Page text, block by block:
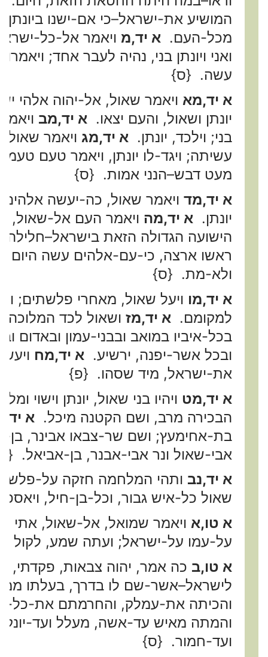
המושיע את-ישראל–כי אם-ישנו ביונתן
מכל-העם.א יד,מ ויאמר אל-כל-
ואני ויונתן בני, נהיה לעבר אחד;
עשה. {ס}
א יד,מא ויאמר שאול, אל-יהוה אלהי
יונתן ושאול, והעם יצאו.א יד,מב
בני; וילכד, יונתן.א יד,מג ויאמר שאול
עשיתה; ויגד-לו יונתן, ויאמר טעם
מעט דבש–הנני אמות. {ס}
א יד,מד ויאמר שאול, כה-יעשה
יונתן.א יד,מה ויאמר העם אל-שאול,
הישועה הגדולה הזאת
ראשו ארצה, כי-עם-אלהים עשה היום
ולא-מת. {ס}
א יד,מו ויעל שאול, מאחרי פלשתים;
למקומם.א יד,מז ושאול לכד
בכל-איביו במואב ובבני-עמון ובאדום
ובכל אשר-יפנה, ירשיע.א יד,מח
את-ישראל, מיד שסהו. {פ}
א יד,מט ויהיו בני שאול, יונתן וישוי
הבכירה מרב, ושם הקטנה מיכל.א
בת-אחימעץ; ושם שר-צבאו אבינר,
אבי-שאול ונר אבי-אבנר, בן-אביאל.
א יד,נב ותהי המלחמה חזקה על-
שאול כל-איש גבור, וכל-בן-חיל,
א טו,א ויאמר שמואל, אל-שאול, אתי
על-עמו על-ישראל; ועתה שמע, לקול
א טו,ב כה אמר, יהוה צבאות,
לישראל–אשר-שם לו בדרך, בעלתו
והכיתה את-עמלק, והחרמתם את-כל-
והמתה מאיש עד-אשה, מעלל ועד-
ועד-חמור. {ס}